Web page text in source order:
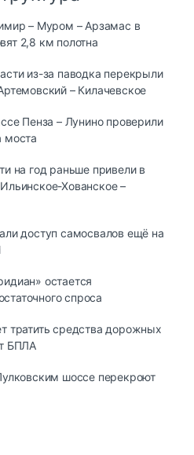
– Муром – Арзамас в
2,8 км полотна
из-за паводка перекрыли
– Килачевское
Пенза – Лунино проверили
моста
на год раньше привели в
Хованское –
доступ самосвалов ещё на
остается
спроса
тратить средства дорожных
БПЛА
шоссе перекроют